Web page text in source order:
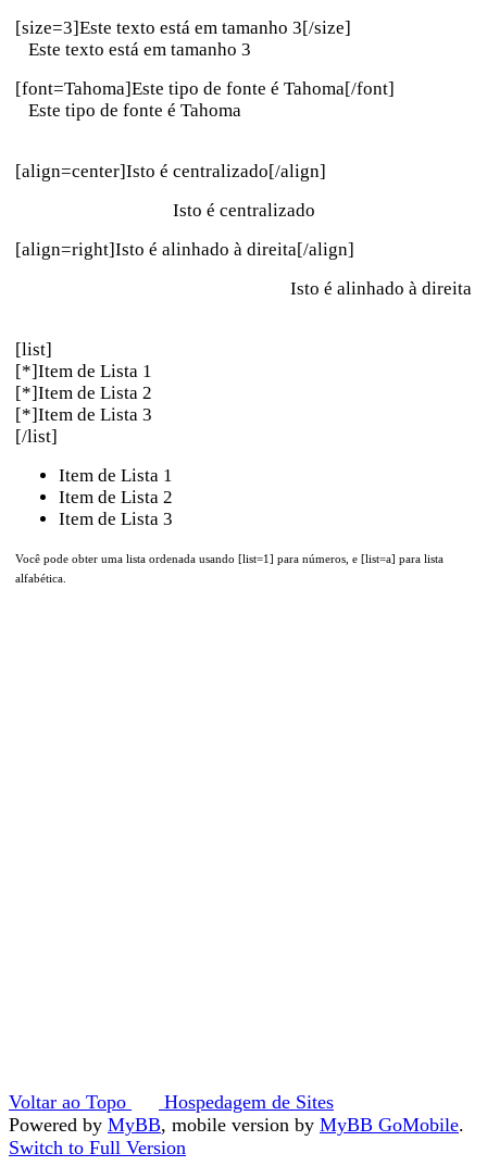
[size=3]Este texto está em tamanho 3[/size]
Este texto está em tamanho 3
[font=Tahoma]Este tipo de fonte é Tahoma[/font]
Este tipo de fonte é Tahoma
[align=center]Isto é centralizado[/align]
Isto é centralizado
[align=right]Isto é alinhado à direita[/align]
Isto é alinhado à direita
[list]
[*]Item de Lista 1
[*]Item de Lista 2
[*]Item de Lista 3
[/list]
Item de Lista 1
Item de Lista 2
Item de Lista 3
Você pode obter uma lista ordenada usando [list=1] para números, e [list=a] para lista
alfabética.
Voltar ao Topo
Hospedagem de Sites
Powered by MyBB, mobile version by MyBB GoMobile.
Switch to Full Version